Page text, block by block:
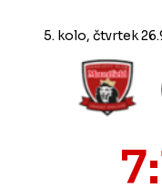
5. kolo, čtvrtek